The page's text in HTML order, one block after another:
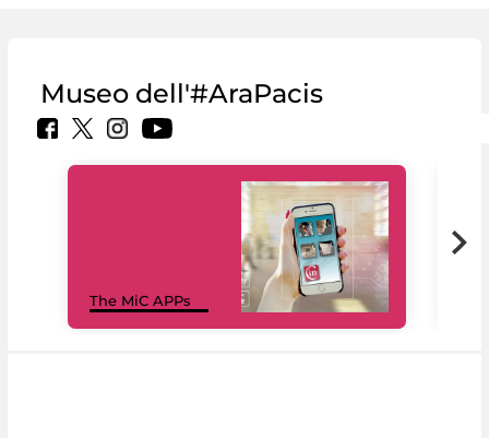
Museo dell'#AraPacis
The MiC APPs